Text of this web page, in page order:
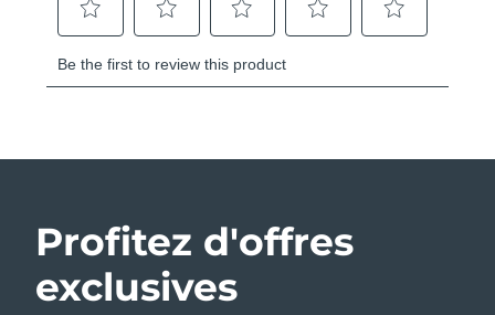
Profitez d'offres
exclusives